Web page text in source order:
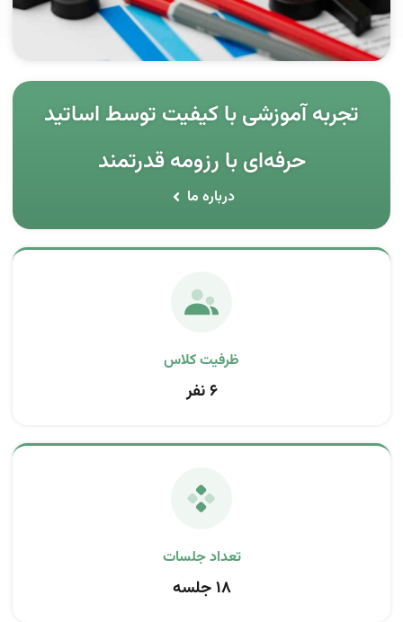
تجربه آموزشی با کیفیت توسط اساتید
حرفه‌ای با رزومه قدرتمند
درباره ما
ظرفیت کلاس
۶ نفر
تعداد جلسات
۱۸ جلسه